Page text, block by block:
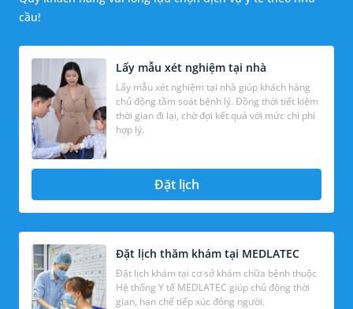
cầu!
Lấy mẫu xét nghiệm tại nhà
Lấy mẫu xét nghiệm tại nhà giúp khách hàng
chủ động tầm soát bệnh lý. Đồng thời tiết kiệm
thời gian đi lại, chờ đợi kết quả với mức chi phí
hợp lý.
Đặt lịch
Đặt lịch thăm khám tại MEDLATEC
Đặt lịch khám tại cơ sở khám chữa bệnh thuộc
Hệ thống Y tế MEDLATEC giúp chủ động thời
gian, hạn chế tiếp xúc đông người.